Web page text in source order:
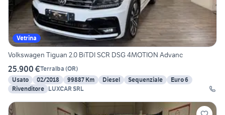
Vetrina
Volkswagen Tiguan 2.0 BiTDI SCR DSG 4MOTION Advanc
25.900 €Terralba (OR)
Usato
02/2018 99887 Km Diesel Sequenziale
Euro 6
Rivenditore LUXCAR SRL